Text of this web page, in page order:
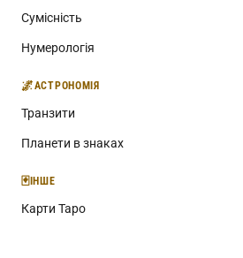
Сумісність
Нумерологія
🌌АСТРОНОМІЯ
Транзити
Планети в знаках
🃏ІНШЕ
Карти Таро